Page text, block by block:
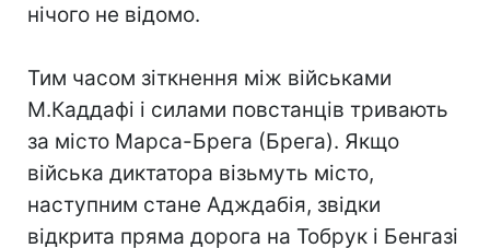
нічого не відомо.
Тим часом зіткнення між військами
М.Каддафі і силами повстанців тривають
за місто Марса-Брега (Брега). Якщо
війська диктатора візьмуть місто,
наступним стане Адждабія, звідки
відкрита пряма дорога на Тобрук і Бенгазі